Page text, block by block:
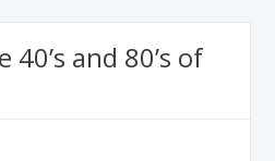
and 80’s of